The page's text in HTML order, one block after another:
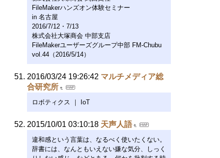
FileMakerハンズオン体験セミナー
in 名古屋
2016/7/12・7/13
株式会社大塚商会 中部支店
FileMakerユーザーズグループ中部 FM-Chubu
vol.44（2016/5/14）
2016/03/24 19:26:42 マルチメディア総
合研究所
ロボティクス ｜ IoT
2015/10/01 03:10:18 天声人語
違和感という言葉は、なるべく使いたくない。
辞書には、なんともいえない嫌な気分、しっく